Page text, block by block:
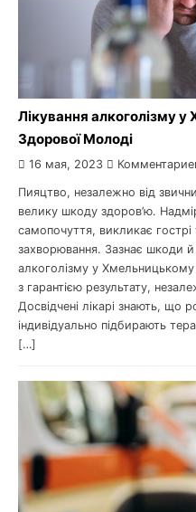
Лікування алкоголізму
Здорової Молоді
16 мая, 2023
Пияцтво, незалежно від
велику шкоду здоров’ю.
самопочуття, викликає гострі
захворювання. Зазнає шкоди
алкоголізму у
з гарантією результату,
Досвідчені лікарі знають, що
індивідуально підбирають
[…]